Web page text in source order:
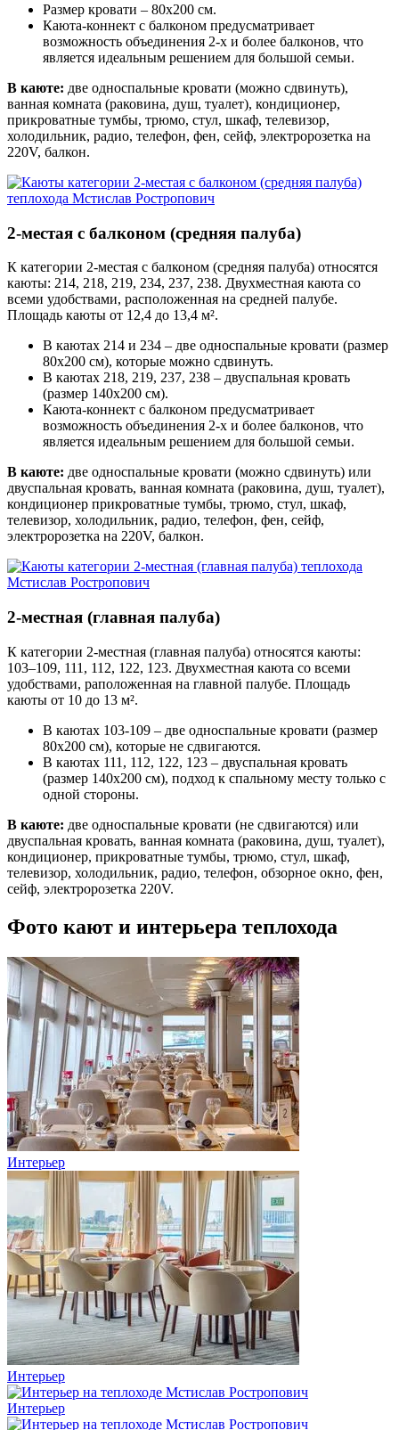
Размер кровати – 80х200 см.
Каюта-коннект с балконом предусматривает
возможность объединения 2-х и более балконов, что
является идеальным решением для большой семьи.
В каюте: две односпальные кровати (можно сдвинуть),
ванная комната (раковина, душ, туалет), кондиционер,
прикроватные тумбы, трюмо, стул, шкаф, телевизор,
холодильник, радио, телефон, фен, сейф, электророзетка на
220V, балкон.
2-местая с балконом (средняя палуба)
К категории 2-местая с балконом (средняя палуба) относятся
каюты: 214, 218, 219, 234, 237, 238. Двухместная каюта со
всеми удобствами, расположенная на средней палубе.
Площадь каюты от 12,4 до 13,4 м².
В каютах 214 и 234 – две односпальные кровати (размер
80х200 см), которые можно сдвинуть.
В каютах 218, 219, 237, 238 – двуспальная кровать
(размер 140х200 см).
Каюта-коннект с балконом предусматривает
возможность объединения 2-х и более балконов, что
является идеальным решением для большой семьи.
В каюте: две односпальные кровати (можно сдвинуть) или
двуспальная кровать, ванная комната (раковина, душ, туалет),
кондиционер прикроватные тумбы, трюмо, стул, шкаф,
телевизор, холодильник, радио, телефон, фен, сейф,
электророзетка на 220V, балкон.
2-местная (главная палуба)
К категории 2-местная (главная палуба) относятся каюты:
103–109, 111, 112, 122, 123. Двухместная каюта со всеми
удобствами, раположенная на главной палубе. Площадь
каюты от 10 до 13 м².
В каютах 103-109 – две односпальные кровати (размер
80х200 см), которые не сдвигаются.
В каютах 111, 112, 122, 123 – двуспальная кровать
(размер 140х200 см), подход к спальному месту только с
одной стороны.
В каюте: две односпальные кровати (не сдвигаются) или
двуспальная кровать, ванная комната (раковина, душ, туалет),
кондиционер, прикроватные тумбы, трюмо, стул, шкаф,
телевизор, холодильник, радио, телефон, обзорное окно, фен,
сейф, электророзетка 220V.
Фото кают и интерьера теплохода
Интерьер
Интерьер
Интерьер